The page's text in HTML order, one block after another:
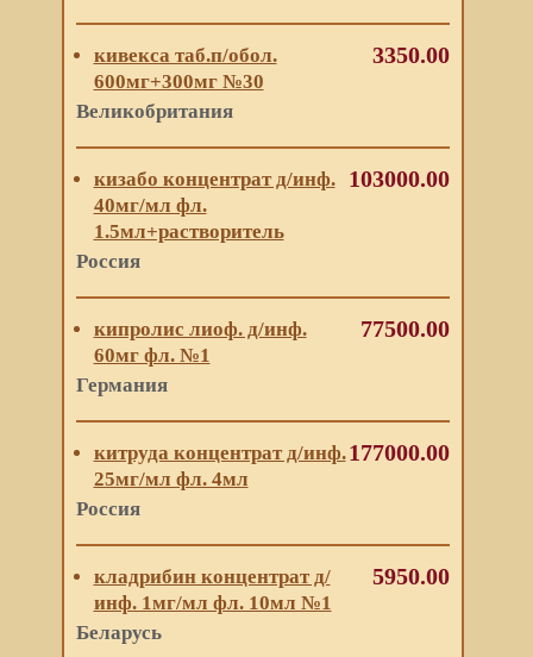
кивекса таб.п/обол.
600мг+300мг №30
Великобритания
3350.00
кизабо концентрат д/инф.
40мг/мл фл.
1.5мл+растворитель
Россия
103000.00
кипролис лиоф. д/инф.
60мг фл. №1
Германия
77500.00
китруда концентрат д/инф.
25мг/мл фл. 4мл
Россия
177000.00
кладрибин концентрат д/
инф. 1мг/мл фл. 10мл №1
Беларусь
5950.00